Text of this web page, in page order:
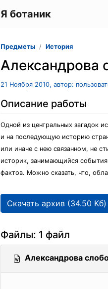
Я ботаник
Предметы История
Александрова
21 Ноября 2010, автор:
Описание работы
Одной из центральных загадок
и на последующую историю
или иначе с нею связанном, не
историк, занимающийся
фактов. Можно сказать, что,
Скачать архив (34.50 Кб)
Файлы: 1 файл
Александрова